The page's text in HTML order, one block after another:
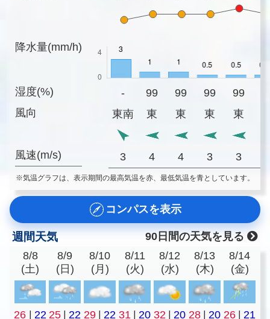
降水量(mm/h)
湿度(%)
風向
風速(m/s)
- 99 99 99 99
東南
東 東 東 東
3 4 4 3 3
※気温グラフは、表示期間の最高気温を赤、最低気温を青としています。
コンパスを表示
週間天気
90日間の天気を見る
8/8
(土)
8/9
(日)
8/10
(月)
8/11
(火)
8/12
(水)
8/13
(木)
8/14
(金)
26 | 22 25 | 22 29 | 22 31 | 20 32 | 20 28 | 20 26 | 21